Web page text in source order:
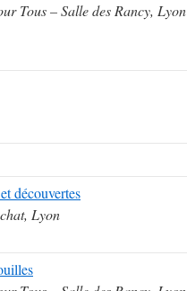
Tous – Salle des Rancy, Lyon
découvertes
Lyon